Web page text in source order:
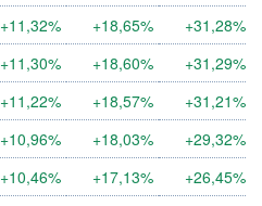
+11,32% +18,65%
+31,28%
+11,30% +18,60%
+31,29%
+11,22% +18,57%
+31,21%
+10,96% +18,03%
+29,32%
+10,46% +17,13%
+26,45%